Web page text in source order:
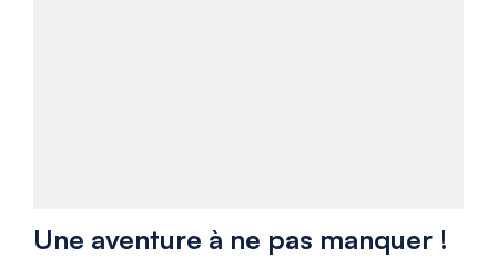
Une aventure à ne pas manquer !